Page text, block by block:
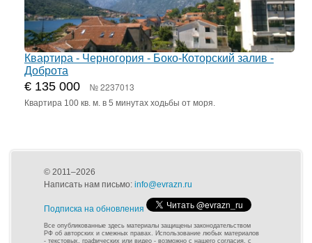
Квартира - Черногория - Боко-Которский залив -
Доброта
€ 135 000 № 2237013
Квартира 100 кв. м. в 5 минутах ходьбы от моря.
© 2011–2026
Написать нам письмо: info@evrazn.ru
Подписка на обновления
Все опубликованные здесь материалы защищены законодательством
РФ об авторских и смежных правах. Использование любых материалов
- текстовых, графических или видео - возможно с нашего согласия, с